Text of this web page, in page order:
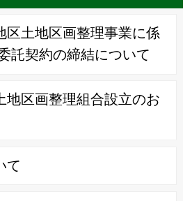
区土地区画整理事業に係
託契約の締結について
地区画整理組合設立のお
て